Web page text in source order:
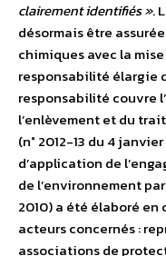
clairement identifiés ».
désormais être
chimiques avec la
responsabilité élargie
responsabilité couvre
l’enlèvement et du
(n° 2012-13 du 4
d’application de
de l’environnement
2010) a été élaboré
acteurs concernés :
associations de